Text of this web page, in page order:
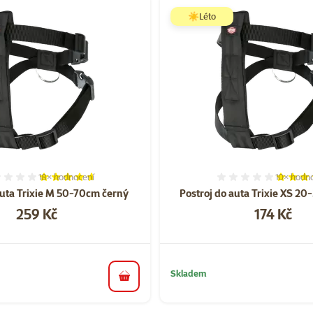
Trixie M 50-70cm černý
Hodnocení 91%, počet hodnocení: 18
18×hodnocení
Cena
259 Kč
do košíku
Postroj do auta Trixie XS
10×
Cena
174 Kč
☀️Léto
Skladem